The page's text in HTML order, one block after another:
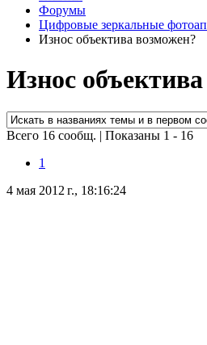
Форумы
Цифровые зеркальные
Износ объектива возможен?
Износ
Всего 16 сообщ. | Показаны 1 - 16
1
4 мая 2012 г., 18:16:24